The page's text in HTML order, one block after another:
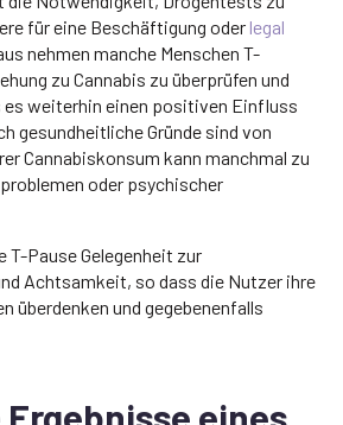
für eine Beschäftigung oder legal
nehmen manche Menschen T-
zu Cannabis zu überprüfen und
es weiterhin einen positiven Einfluss
gesundheitliche Gründe sind von
Cannabiskonsum kann manchmal zu
oder psychischer
T-Pause Gelegenheit zur
Achtsamkeit, so dass die Nutzer ihre
überdenken und gegebenenfalls